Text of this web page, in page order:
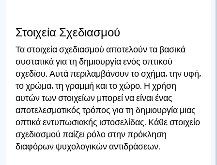
Στοιχεία Σχεδιασμού
Τα στοιχεία σχεδιασμού αποτελούν τα βασικά
συστατικά για τη δημιουργία ενός οπτικού
σχεδίου. Αυτά περιλαμβάνουν το σχήμα, την υφή,
το χρώμα, τη γραμμή και το χώρο. Η χρήση
αυτών των στοιχείων μπορεί να είναι ένας
αποτελεσματικός τρόπος για τη δημιουργία μιας
οπτικά εντυπωσιακής ιστοσελίδας. Κάθε στοιχείο
σχεδιασμού παίζει ρόλο στην πρόκληση
διαφόρων ψυχολογικών αντιδράσεων.